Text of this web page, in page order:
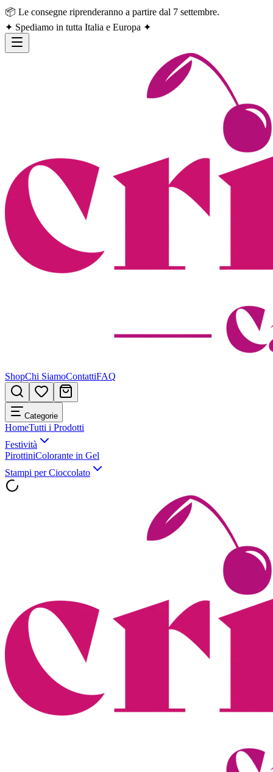
📦 Le consegne riprenderanno a partire dal 7 settembre.
✦ Spediamo in tutta Italia e Europa ✦
ShopChi SiamoContattiFAQ
Categorie
HomeTutti i Prodotti
Festività
PirottiniColorante in Gel
Stampi per Cioccolato